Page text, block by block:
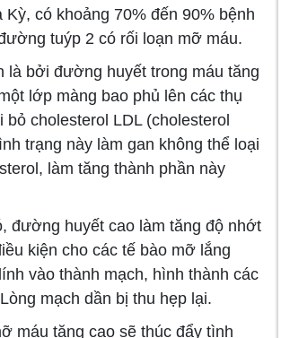
Kỳ, có khoảng 70% đến 90% bệnh
tuýp 2 có rối loạn mỡ máu.
là bởi đường huyết trong máu tăng
lớp màng bao phủ lên các thụ
bỏ cholesterol LDL (cholesterol
trạng này làm gan không thể loại
làm tăng thành phần này
đường huyết cao làm tăng độ nhớt
kiện cho các tế bào mỡ lắng
vào thành mạch, hình thành các
mạch dần bị thu hẹp lại.
máu tăng cao sẽ thúc đẩy tình